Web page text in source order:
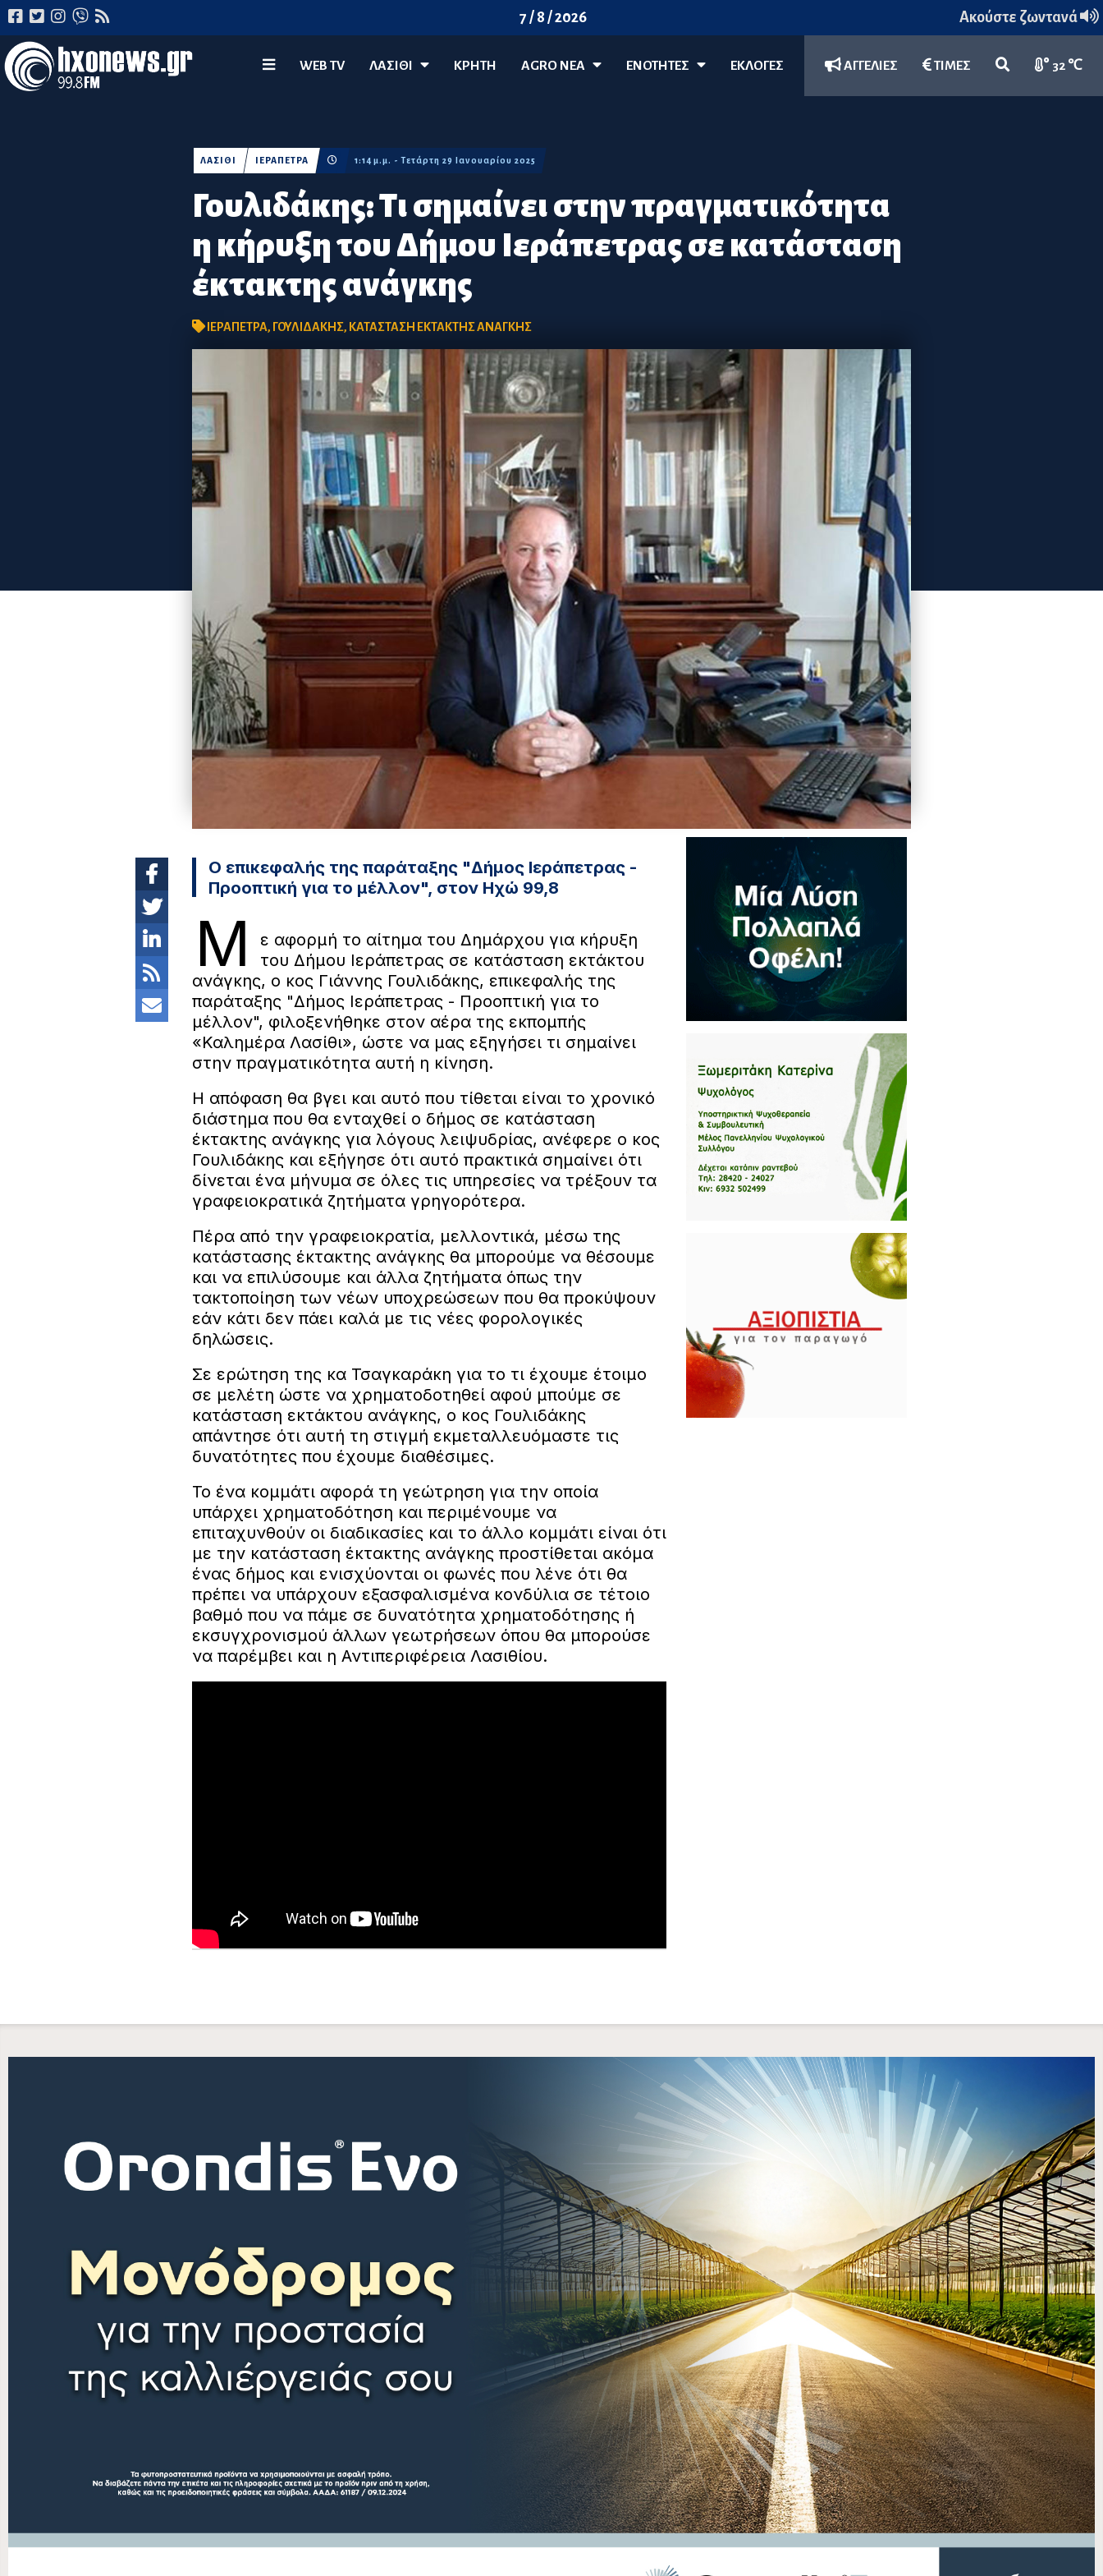
7 / 8 / 2026 Ακούστε ζωντανά
WEB TV ΛΑΣΊΘΙ ΚΡΗΤΗ AGRO ΝΈΑ ΕΝΟΤΗΤΕΣ ΕΚΛΟΓΕΣ ΑΓΓΕΛΙΕΣ ΤΙΜΕΣ 32 ℃
Γουλιδάκης: Τι σημαίνει στην πραγματικότητα
η κήρυξη του Δήμου Ιεράπετρας σε κατάσταση
έκτακτης ανάγκης
ΛΑΣΙΘΙ ΙΕΡΑΠΕΤΡΑ 1:14 μ.μ. - Τετάρτη 29 Ιανουαρίου 2025
ΙΕΡΑΠΕΤΡΑ, ΓΟΥΛΙΔΑΚΗΣ, ΚΑΤΑΣΤΑΣΗ ΕΚΤΑΚΤΗΣ ΑΝΑΓΚΗΣ
Ο επικεφαλής της παράταξης "Δήμος Ιεράπετρας -
Προοπτική για το μέλλον", στον Ηχώ 99,8
Μ
ε αφορμή το αίτημα του Δημάρχου για κήρυξη
του Δήμου Ιεράπετρας σε κατάσταση εκτάκτου
ανάγκης, ο κος Γιάννης Γουλιδάκης, επικεφαλής της
παράταξης "Δήμος Ιεράπετρας - Προοπτική για το
μέλλον", φιλοξενήθηκε στον αέρα της εκπομπής
«Καλημέρα Λασίθι», ώστε να μας εξηγήσει τι σημαίνει
στην πραγματικότητα αυτή η κίνηση.
Η απόφαση θα βγει και αυτό που τίθεται είναι το χρονικό
διάστημα που θα ενταχθεί ο δήμος σε κατάσταση
έκτακτης ανάγκης για λόγους λειψυδρίας, ανέφερε ο κος
Γουλιδάκης και εξήγησε ότι αυτό πρακτικά σημαίνει ότι
δίνεται ένα μήνυμα σε όλες τις υπηρεσίες να τρέξουν τα
γραφειοκρατικά ζητήματα γρηγορότερα.
Πέρα από την γραφειοκρατία, μελλοντικά, μέσω της
κατάστασης έκτακτης ανάγκης θα μπορούμε να θέσουμε
και να επιλύσουμε και άλλα ζητήματα όπως την
τακτοποίηση των νέων υποχρεώσεων που θα προκύψουν
εάν κάτι δεν πάει καλά με τις νέες φορολογικές
δηλώσεις.
Σε ερώτηση της κα Τσαγκαράκη για το τι έχουμε έτοιμο
σε μελέτη ώστε να χρηματοδοτηθεί αφού μπούμε σε
κατάσταση εκτάκτου ανάγκης, ο κος Γουλιδάκης
απάντησε ότι αυτή τη στιγμή εκμεταλλευόμαστε τις
δυνατότητες που έχουμε διαθέσιμες.
Το ένα κομμάτι αφορά τη γεώτρηση για την οποία
υπάρχει χρηματοδότηση και περιμένουμε να
επιταχυνθούν οι διαδικασίες και το άλλο κομμάτι είναι ότι
με την κατάσταση έκτακτης ανάγκης προστίθεται ακόμα
ένας δήμος και ενισχύονται οι φωνές που λένε ότι θα
πρέπει να υπάρχουν εξασφαλισμένα κονδύλια σε τέτοιο
βαθμό που να πάμε σε δυνατότητα χρηματοδότησης ή
εκσυγχρονισμού άλλων γεωτρήσεων όπου θα μπορούσε
να παρέμβει και η Αντιπεριφέρεια Λασιθίου.